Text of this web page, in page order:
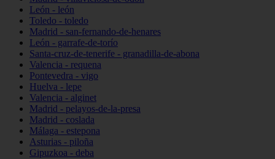
León - león
Toledo - toledo
Madrid - san-fernando-de-henares
León - garrafe-de-torío
Santa-cruz-de-tenerife - granadilla-de-abona
Valencia - requena
Pontevedra - vigo
Huelva - lepe
Valencia - alginet
Madrid - pelayos-de-la-presa
Madrid - coslada
Málaga - estepona
Asturias - piloña
Gipuzkoa - deba